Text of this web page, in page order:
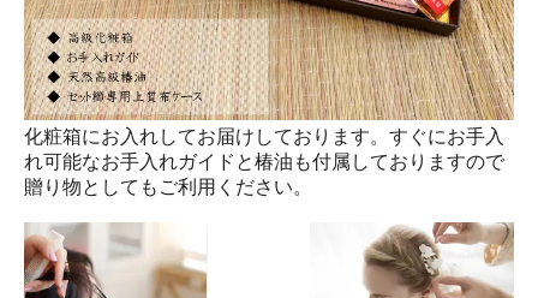
化粧箱にお入れしてお届けしております。すぐにお手入
れ可能なお手入れガイドと椿油も付属しておりますので
贈り物としてもご利用ください。